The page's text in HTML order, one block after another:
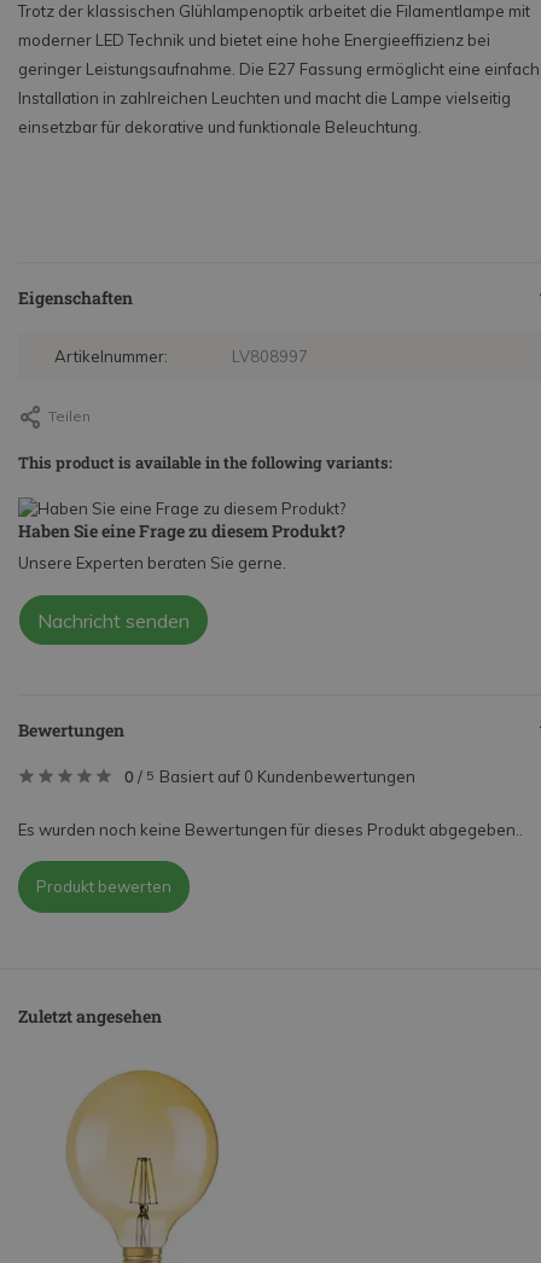
Trotz der klassischen Glühlampenoptik arbeitet die Filamentlampe mit
moderner LED Technik und bietet eine hohe Energieeffizienz bei
geringer Leistungsaufnahme. Die E27 Fassung ermöglicht eine
Installation in zahlreichen Leuchten und macht die Lampe vielseitig
einsetzbar für dekorative und funktionale Beleuchtung.
Eigenschaften
Artikelnummer: LV808997
Teilen
This product is available in the following variants:
Haben Sie eine Frage zu diesem Produkt?
Unsere Experten beraten Sie gerne.
Nachricht senden
Bewertungen
0 / 5 Basiert auf 0 Kundenbewertungen
Es wurden noch keine Bewertungen für dieses Produkt abgegeben..
Produkt bewerten
Zuletzt angesehen